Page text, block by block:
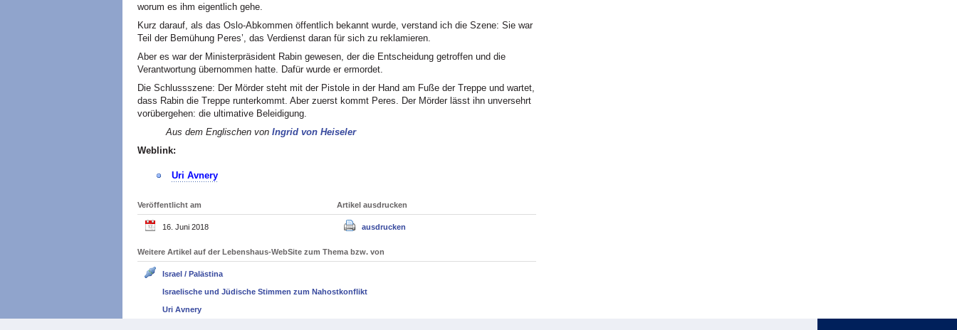
worum es ihm eigentlich gehe.
Kurz darauf, als das Oslo-Abkommen öffentlich bekannt wurde, verstand ich die Szene: Sie war
Teil der Bemühung Peres’, das Verdienst daran für sich zu reklamieren.
Aber es war der Ministerpräsident Rabin gewesen, der die Entscheidung getroffen und die
Verantwortung übernommen hatte. Dafür wurde er ermordet.
Die Schlussszene: Der Mörder steht mit der Pistole in der Hand am Fuße der Treppe und wartet,
dass Rabin die Treppe runterkommt. Aber zuerst kommt Peres. Der Mörder lässt ihn unversehrt
vorübergehen: die ultimative Beleidigung.
Aus dem Englischen von Ingrid von Heiseler
Weblink:
Uri Avnery
Veröffentlicht am
16. Juni 2018
Artikel ausdrucken
ausdrucken
Weitere Artikel auf der Lebenshaus-WebSite zum Thema bzw. von
Israel / Palästina
Israelische und Jüdische Stimmen zum Nahostkonflikt
Uri Avnery